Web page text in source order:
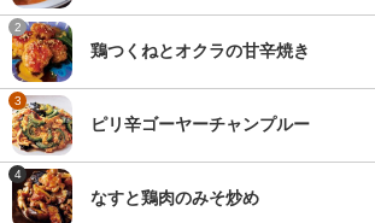
2
鶏つくねとオクラの甘辛焼き
3
ピリ辛ゴーヤーチャンプルー
4
なすと鶏肉のみそ炒め